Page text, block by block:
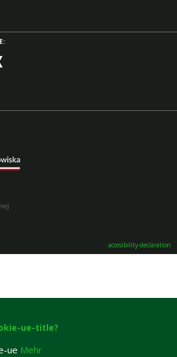
accesibility-declaration
ue-title?
ue Mehr